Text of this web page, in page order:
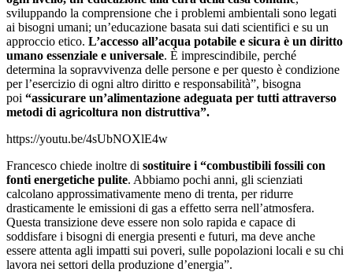
sviluppando la comprensione che i problemi ambientali sono legati
ai bisogni umani; un’educazione basata sui dati scientifici e su un
approccio etico. L’accesso all’acqua potabile e sicura è un diritto
umano essenziale e universale. È imprescindibile, perché
determina la sopravvivenza delle persone e per questo è condizione
per l’esercizio di ogni altro diritto e responsabilità”, bisogna
poi “assicurare un’alimentazione adeguata per tutti attraverso
metodi di agricoltura non distruttiva”.
https://youtu.be/4sUbNOXlE4w
Francesco chiede inoltre di sostituire i “combustibili fossili con
fonti energetiche pulite. Abbiamo pochi anni, gli scienziati
calcolano approssimativamente meno di trenta, per ridurre
drasticamente le emissioni di gas a effetto serra nell’atmosfera.
Questa transizione deve essere non solo rapida e capace di
soddisfare i bisogni di energia presenti e futuri, ma deve anche
essere attenta agli impatti sui poveri, sulle popolazioni locali e su chi
lavora nei settori della produzione d’energia”.